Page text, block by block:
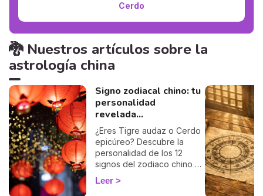
Cerdo
🐉 Nuestros artículos sobre la
astrología china
Signo zodiacal chino: tu
personalidad
revelada...
¿Eres Tigre audaz o Cerdo
epicúreo? Descubre la
personalidad de los 12
signos del zodiaco chino y
aprende a conocerte mejor.
Leer